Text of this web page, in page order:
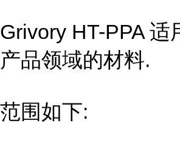
Grivory HT-PPA 适
产品领域的材料.
范围如下: